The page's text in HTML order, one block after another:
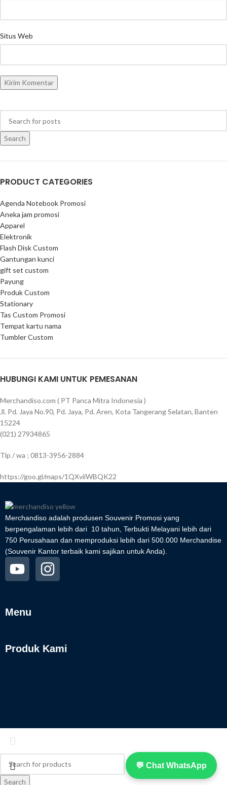
💬 Chat WhatsApp
Situs Web
Search
PRODUCT CATEGORIES
Agenda Notebook Promosi
Aneka jam promosi
Apparel
Elektronik
Flash Disk Custom
Gantungan kunci
gift set custom
Payung
Produk Custom
Stationary
Tas Custom Promosi
Tempat kartu nama
Tumbler Custom
HUBUNGI KAMI UNTUK PEMESANAN
Merchandiso.com ( PT Panca Mitra Indonesia )
Jl. Pd. Jaya No.90, Pd. Jaya, Pd. Aren, Kota Tangerang Selatan, Banten
15224
(021) 27934865
Tlp / wa ; 0813-3956-2884
https://goo.gl/maps/1QXviiWBQK22
Merchandiso adalah produsen Souvenir Promosi yang
berpengalaman lebih dari 10 tahun, Terbukti Melayani lebih dari
750 Perusahaan dan memproduksi lebih dari 500.000 Merchandise
(Souvenir Kantor terbaik kami sajikan untuk Anda).
Menu
Produk Kami
Search